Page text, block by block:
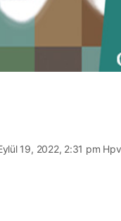
19, 2022, 2:31 pm